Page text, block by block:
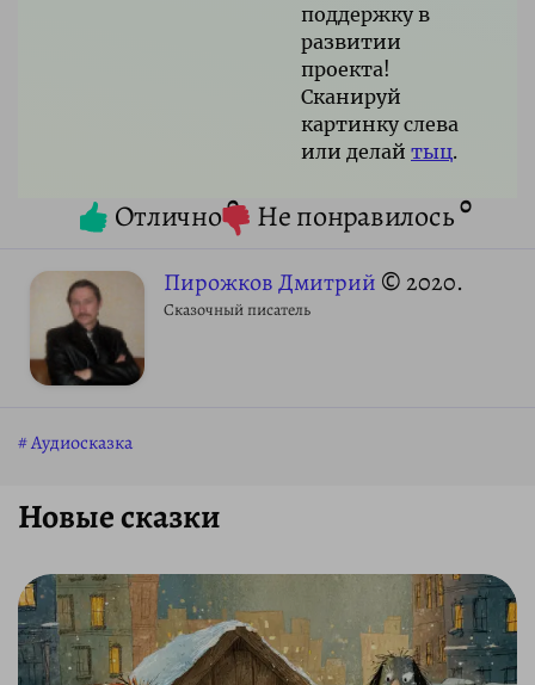
поддержку в
развитии
проекта!
Сканируй
картинку слева
или делай тыц.
Отлично0 Не понравилось0
Пирожков Дмитрий © 2020.
Сказочный писатель
Аудиосказка
Новые сказки